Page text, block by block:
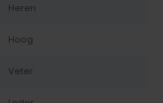
Heren
Hoog
Veter